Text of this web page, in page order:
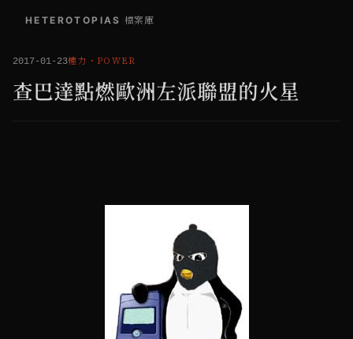
HETEROTOPIAS 檔案庫
2017-01-23權力 ・ POWER
查巴達點燃歐洲左派聯盟的火星